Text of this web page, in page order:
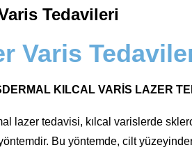
Tedavileri
Varis
KILCAL VARİS LAZER
lazer tedavisi, kılcal varislerde
Bu yöntemde, cilt